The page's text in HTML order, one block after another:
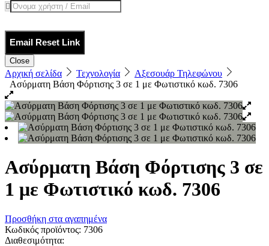
Email Reset Link
Close
Αρχική σελίδα Τεχνολογία
Αξεσουάρ Τηλεφώνου
Ασύρματη Βάση Φόρτισης 3 σε 1 με Φωτιστικό κωδ. 7306
Ασύρματη Βάση Φόρτισης 3 σε
1 με Φωτιστικό κωδ. 7306
Προσθήκη στα αγαπημένα
Κωδικός προϊόντος: 7306
Διαθεσιμότητα: